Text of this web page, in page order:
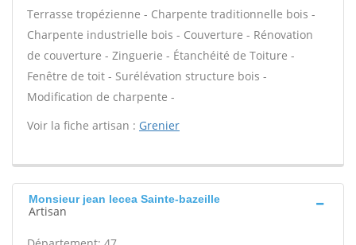
Terrasse tropézienne - Charpente traditionnelle bois -
Charpente industrielle bois - Couverture - Rénovation
de couverture - Zinguerie - Étanchéité de Toiture -
Fenêtre de toit - Surélévation structure bois -
Modification de charpente -
Voir la fiche artisan : Grenier
Monsieur jean lecea Sainte-bazeille
Artisan